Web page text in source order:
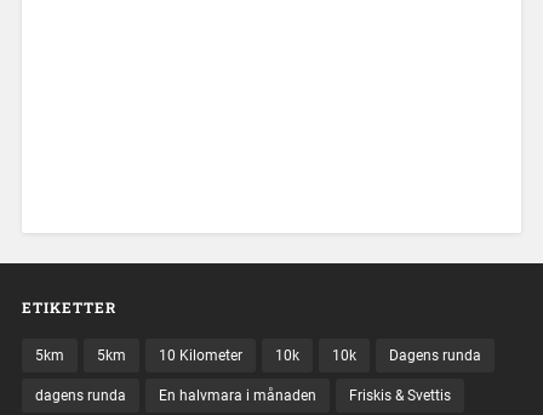
ETIKETTER
5km 5km 10 Kilometer 10k 10k Dagens runda
dagens runda En halvmara i månaden Friskis & Svettis